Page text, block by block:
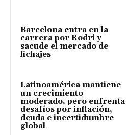
Barcelona entra en la
carrera por Rodri y
sacude el mercado de
fichajes
Latinoamérica mantiene
un crecimiento
moderado, pero enfrenta
desafíos por inflación,
deuda e incertidumbre
global